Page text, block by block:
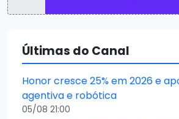
Últimas do Canal
Honor cresce 25% em 2026 e
agentiva e robótica
05/08 21:00